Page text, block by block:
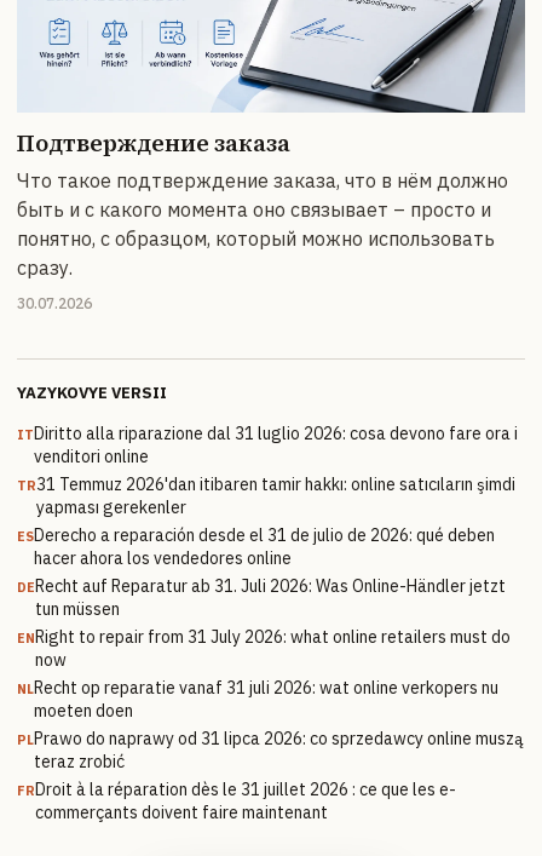
Подтверждение заказа
Что такое подтверждение заказа, что в нём должно
быть и с какого момента оно связывает – просто и
понятно, с образцом, который можно использовать
сразу.
30.07.2026
YAZYKOVYE VERSII
ITDiritto alla riparazione dal 31 luglio 2026: cosa devono fare ora i
venditori online
TR31 Temmuz 2026'dan itibaren tamir hakkı: online satıcıların şimdi
yapması gerekenler
ESDerecho a reparación desde el 31 de julio de 2026: qué deben
hacer ahora los vendedores online
DERecht auf Reparatur ab 31. Juli 2026: Was Online-Händler jetzt
tun müssen
ENRight to repair from 31 July 2026: what online retailers must do
now
NLRecht op reparatie vanaf 31 juli 2026: wat online verkopers nu
moeten doen
PLPrawo do naprawy od 31 lipca 2026: co sprzedawcy online muszą
teraz zrobić
FRDroit à la réparation dès le 31 juillet 2026 : ce que les e-
commerçants doivent faire maintenant